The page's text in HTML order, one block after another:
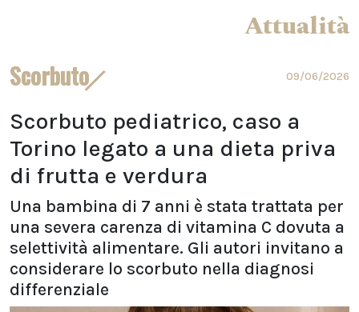
Attualità
Scorbuto 09/06/2026
Scorbuto pediatrico, caso a
Torino legato a una dieta priva
di frutta e verdura
Una bambina di 7 anni è stata trattata per
una severa carenza di vitamina C dovuta a
selettività alimentare. Gli autori invitano a
considerare lo scorbuto nella diagnosi
differenziale